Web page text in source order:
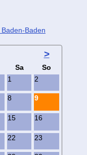
Baden
>
SamstagSo
1
2
8 9
15 16
22 23